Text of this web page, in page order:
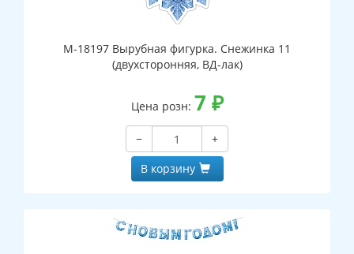
М-18197 Вырубная фигурка. Снежинка 11
(двухсторонняя, ВД-лак)
Цена розн: 7 ₽
−
+
В корзину